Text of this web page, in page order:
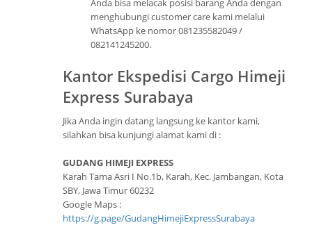
Anda bisa melacak posisi barang Anda dengan
menghubungi customer care kami melalui
WhatsApp ke nomor 081235582049 /
082141245200.
Kantor Ekspedisi Cargo Himeji
Express Surabaya
Jika Anda ingin datang langsung ke kantor kami,
silahkan bisa kunjungi alamat kami di :
GUDANG HIMEJI EXPRESS
Karah Tama Asri I No.1b, Karah, Kec. Jambangan, Kota
SBY, Jawa Timur 60232
Google Maps :
https://g.page/GudangHimejiExpressSurabaya